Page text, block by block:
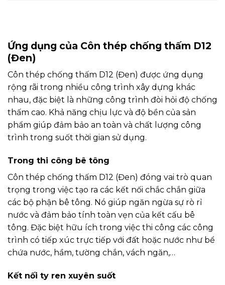
Ứng dụng của Côn thép chống thấm D12
(Đen)
Côn thép chống thấm D12 (Đen) được ứng dụng
rộng rãi trong nhiều công trình xây dựng khác
nhau, đặc biệt là những công trình đòi hỏi độ chống
thấm cao. Khả năng chịu lực và độ bền của sản
phẩm giúp đảm bảo an toàn và chất lượng công
trình trong suốt thời gian sử dụng.
Trong thi công bê tông
Côn thép chống thấm D12 (Đen) đóng vai trò quan
trọng trong việc tạo ra các kết nối chắc chắn giữa
các bộ phận bê tông. Nó giúp ngăn ngừa sự rò rỉ
nước và đảm bảo tính toàn vẹn của kết cấu bê
tông. Đặc biệt hữu ích trong việc thi công các công
trình có tiếp xúc trực tiếp với đất hoặc nước như bể
chứa nước, hầm, tường chắn, vách ngăn,…
Kết nối ty ren xuyên suốt